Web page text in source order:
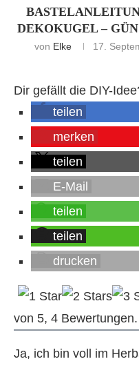
DEKOKUGEL –
von Elke 17.
Dir gefällt die DIY-
teilen
merken
teilen
E-Mail
teilen
teilen
drucken
von 5, 4 Bewertungen.
Ja, ich bin voll im